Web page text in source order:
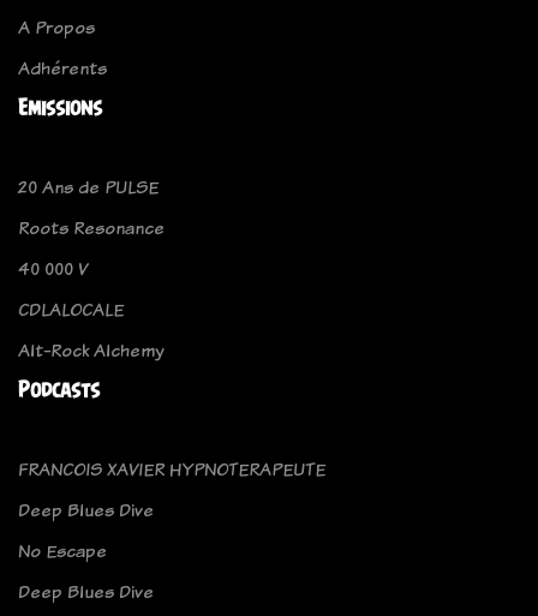
A Propos
Adhérents
Emissions
20 Ans de PULSE
Roots Resonance
40 000 V
CDLALOCALE
Alt-Rock Alchemy
Podcasts
FRANCOIS XAVIER HYPNOTERAPEUTE
Deep Blues Dive
No Escape
Deep Blues Dive